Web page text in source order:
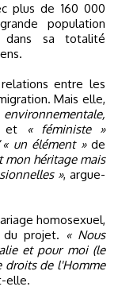
plus de 160 000
population
dans sa totalité
entre les
Mais elle,
« féministe »
« un élément »de
mon héritage mais
», argue-
homosexuel,
projet. « Nous
et pour moi (le
droits de l'Homme
elle.